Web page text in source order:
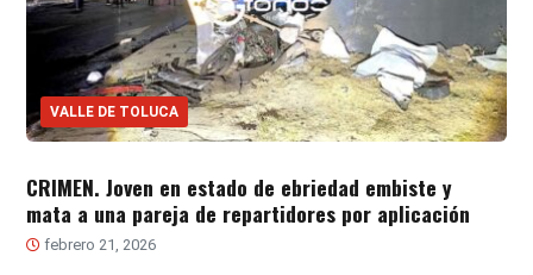
VALLE DE TOLUCA
CRIMEN. Joven en estado de ebriedad embiste y
mata a una pareja de repartidores por aplicación
febrero 21, 2026